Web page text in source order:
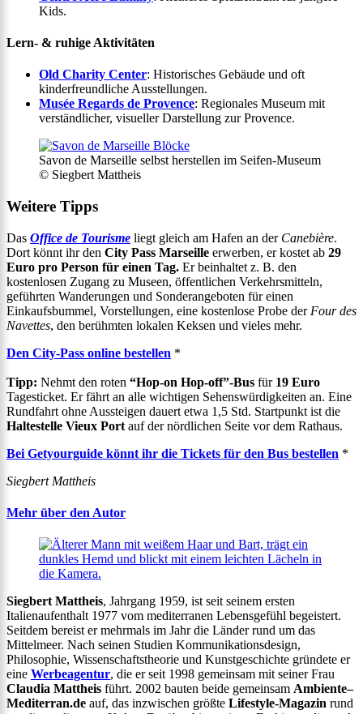
Kids.
Lern- & ruhige Aktivitäten
Old Charity Center: Historisches Gebäude und oft
kinderfreundliche Ausstellungen.
Musée Regards de Provence: Regionales Museum mit
verständlicher, visueller Darstellung zur Provence.
Savon de Marseille selbst herstellen im Seifen-Museum
© Siegbert Mattheis
Weitere Tipps
Das Office de Tourisme liegt gleich am Hafen an der Canebière.
Dort könnt ihr den City Pass Marseille erwerben, er kostet ab 29
Euro pro Person für einen Tag. Er beinhaltet z. B. den
kostenlosen Zugang zu Museen, öffentlichen Verkehrsmitteln,
geführten Wanderungen und Sonderangeboten für einen
Einkaufsbummel, Vorstellungen, eine kostenlose Probe der Four des
Navettes, den berühmten lokalen Keksen und vieles mehr.
Den City-Pass online bestellen *
Tipp: Nehmt den roten “Hop-on Hop-off”-Bus für 19 Euro
Tagesticket. Er fährt an alle wichtigen Sehenswürdigkeiten an. Eine
Rundfahrt ohne Aussteigen dauert etwa 1,5 Std. Startpunkt ist die
Haltestelle Vieux Port auf der nördlichen Seite vor dem Rathaus.
Bei Getyourguide könnt ihr die Tickets für den Bus bestellen *
Siegbert Mattheis
Mehr über den Autor
Siegbert Mattheis, Jahrgang 1959, ist seit seinem ersten
Italienaufenthalt 1977 vom mediterranen Lebensgefühl begeistert.
Seitdem bereist er mehrmals im Jahr die Länder rund um das
Mittelmeer. Nach seinen Studien Kommunikationsdesign,
Philosophie, Wissenschaftstheorie und Kunstgeschichte gründete er
eine Werbeagentur, die er seit 1998 gemeinsam mit seiner Frau
Claudia Mattheis führt. 2002 bauten beide gemeinsam Ambiente–
Mediterran.de auf, das inzwischen größte Lifestyle-Magazin rund